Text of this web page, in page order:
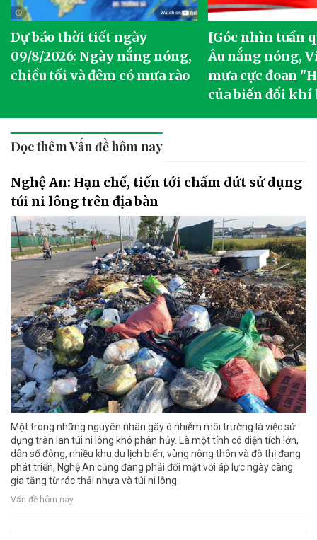
Dự báo thời tiết ngày
09/8/2026: Ngày nắng nóng,
chiều tối và đêm có mưa rào
[Góc nhìn tuần
Âu nắng nóng,
mưa cực đoan
của biến đổi khí
Đọc thêm Vấn đề hôm nay
Nghệ An: Hạn chế, tiến tới chấm dứt sử dụng
túi ni lông trên địa bàn
Một trong những nguyên nhân gây ô nhiễm môi trường là việc sử
dụng tràn lan túi ni lông khó phân hủy. Là một tỉnh có diện tích lớn,
dân số đông, nhiều khu du lịch biển, vùng nông thôn và đô thị đang
phát triển, Nghệ An cũng đang phải đối mặt với áp lực ngày càng
gia tăng từ rác thải nhựa và túi ni lông.
Vấn đề hôm nay